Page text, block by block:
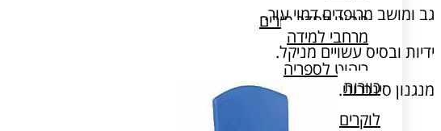
ריהוט לחדר מורים
מרחבי למידה
ריהוט לספריה
שולחן מעבדה
כוורות
לוקרים
גב ומושב מרופדים דמוי עור.
ידיות ובסיס עשויים מניקל.
מנגנון סינכרוני.